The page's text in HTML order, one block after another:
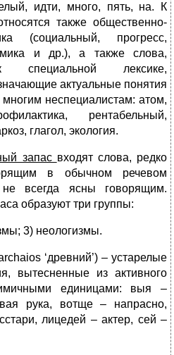
идти, много, пять, на. К
также общественно-
(социальный, прогресс,
и др.), а также слова,
специальной лексике,
актуальные понятия
неспециалистам: атом,
рентабельный,
глагол, экология.
запас входят слова, редко
в обычном речевом
всегда ясны говорящим.
образуют три группы:
3) неологизмы.
‘древний’) – устарелые
вытесненные из активного
единицами: выя –
рука, вотще – напрасно,
лицедей – актер, сей –